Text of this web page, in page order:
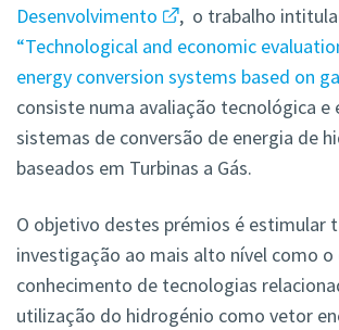
Desenvolvimento
, o trabalho
“Technological and economic
energy conversion systems based on
consiste numa avaliação tecnológica e
sistemas de conversão de energia de
baseados em Turbinas a Gás.
O objetivo destes prémios é estimular
investigação ao mais alto nível como
conhecimento de tecnologias
utilização do hidrogénio como vetor